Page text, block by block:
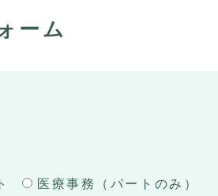
ーム
医療事務（パートのみ）